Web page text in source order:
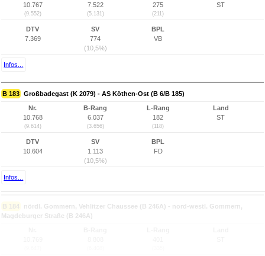
10.767
(9.552)
7.522
(5.131)
275
(211)
ST
DTV
7.369
SV
774
(10,5%)
BPL
VB
Infos...
B 183 Großbadegast (K 2079) - AS Köthen-Ost (B 6/B 185)
Nr.
10.768
(9.614)
B-Rang
6.037
(3.656)
L-Rang
182
(118)
Land
ST
DTV
10.604
SV
1.113
(10,5%)
BPL
FD
Infos...
B 184
nördl. Gommern, Vehlitzer Chaussee (B 246A) - nord-westl. Gommern,
Magdeburger Straße (B 246A)